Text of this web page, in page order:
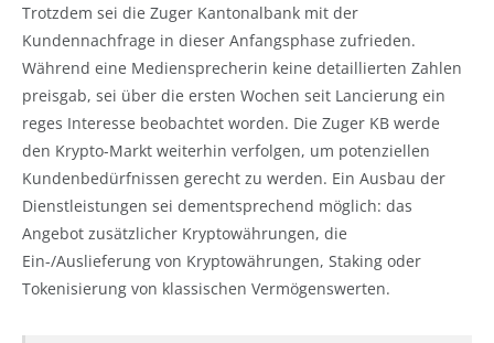
Trotzdem sei die Zuger Kantonalbank mit der
Kundennachfrage in dieser Anfangsphase zufrieden.
Während eine Mediensprecherin keine detaillierten Zahlen
preisgab, sei über die ersten Wochen seit Lancierung ein
reges Interesse beobachtet worden. Die Zuger KB werde
den Krypto-Markt weiterhin verfolgen, um potenziellen
Kundenbedürfnissen gerecht zu werden. Ein Ausbau der
Dienstleistungen sei dementsprechend möglich: das
Angebot zusätzlicher Kryptowährungen, die
Ein-/Auslieferung von Kryptowährungen, Staking oder
Tokenisierung von klassischen Vermögenswerten.